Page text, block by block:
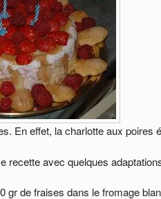
En effet, la charlotte aux poires
recette avec quelques
gr de fraises dans le fromage